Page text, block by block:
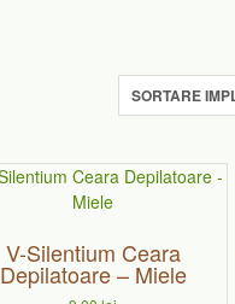
V-Silentium Ceara
Depilatoare – Miele